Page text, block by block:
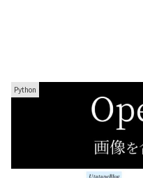
Python